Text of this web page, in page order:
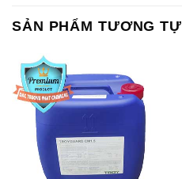
SẢN PHẨM TƯƠNG TỰ